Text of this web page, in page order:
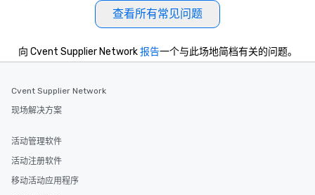
查看所有常见问题
向 Cvent Supplier Network报告一个与此场地简档有关的问题。
Cvent Supplier Network
现场解决方案
活动管理软件
活动注册软件
移动活动应用程序